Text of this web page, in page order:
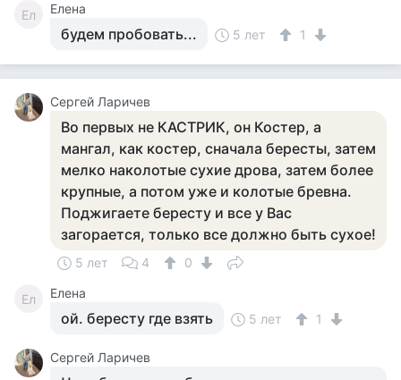
Ел Елена
будем пробовать... 5 лет 1
Сергей Ларичев
Во первых не КАСТРИК, он Костер, а
мангал, как костер, сначала бересты, затем
мелко наколотые сухие дрова, затем более
крупные, а потом уже и колотые бревна.
Поджигаете бересту и все у Вас
загорается, только все должно быть сухое!
5 лет 4 0
Ел Елена
ой. бересту где взять 5 лет 1
Сергей Ларичев